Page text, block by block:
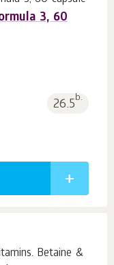
3, 60
26.5b.